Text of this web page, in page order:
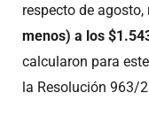
respecto de agosto,
menos) a los
calcularon para
la Resolución 963/